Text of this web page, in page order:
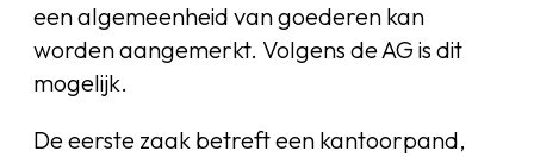
een algemeenheid van goederen kan
worden aangemerkt. Volgens de AG is dit
mogelijk.
De eerste zaak betreft een kantoorpand,